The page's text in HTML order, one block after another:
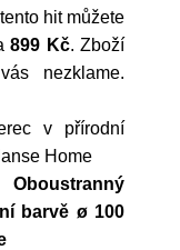
hit můžete
899 Kč. Zboží
nezklame.
v přírodní
Home
barvě ø 100